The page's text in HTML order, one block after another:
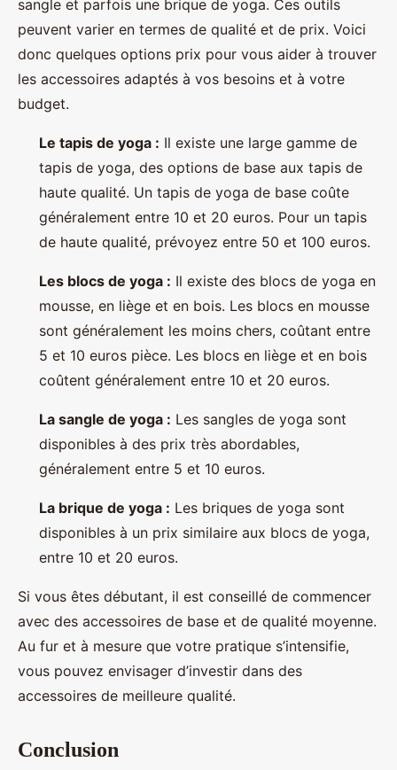
sangle et parfois une brique de yoga. Ces outils
peuvent varier en termes de qualité et de prix. Voici
donc quelques options prix pour vous aider à trouver
les accessoires adaptés à vos besoins et à votre
budget.
Le tapis de yoga : Il existe une large gamme de
tapis de yoga, des options de base aux tapis de
haute qualité. Un tapis de yoga de base coûte
généralement entre 10 et 20 euros. Pour un tapis
de haute qualité, prévoyez entre 50 et 100 euros.
Les blocs de yoga : Il existe des blocs de yoga en
mousse, en liège et en bois. Les blocs en mousse
sont généralement les moins chers, coûtant entre
5 et 10 euros pièce. Les blocs en liège et en bois
coûtent généralement entre 10 et 20 euros.
La sangle de yoga : Les sangles de yoga sont
disponibles à des prix très abordables,
généralement entre 5 et 10 euros.
La brique de yoga : Les briques de yoga sont
disponibles à un prix similaire aux blocs de yoga,
entre 10 et 20 euros.
Si vous êtes débutant, il est conseillé de commencer
avec des accessoires de base et de qualité moyenne.
Au fur et à mesure que votre pratique s’intensifie,
vous pouvez envisager d’investir dans des
accessoires de meilleure qualité.
Conclusion